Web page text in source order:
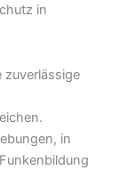
in
zuverlässige
in